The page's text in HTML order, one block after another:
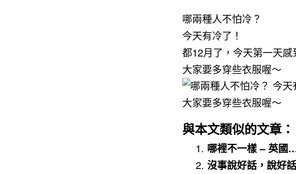
哪兩種人不怕冷？
今天有冷了！
都12月了，今天第一天
大家要多穿些衣服喔～
與本文類似的文章：
哪裡不一樣 – 英國
沒事說好話，說好